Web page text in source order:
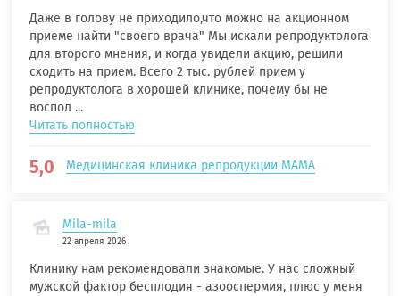
Даже в голову не приходило,что можно на акционном
приеме найти "своего врача" Мы искали репродуктолога
для второго мнения, и когда увидели акцию, решили
сходить на прием. Всего 2 тыс. рублей прием у
репродуктолога в хорошей клинике, почему бы не
воспол ...
Читать полностью
5,0 Медицинская клиника репродукции МАМА
Mila-mila
22 апреля 2026
Клинику нам рекомендовали знакомые. У нас сложный
мужской фактор бесплодия - азооспермия, плюс у меня